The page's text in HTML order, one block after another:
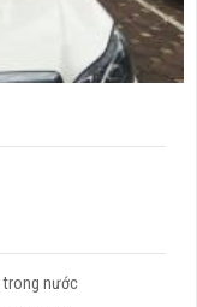
trong nước